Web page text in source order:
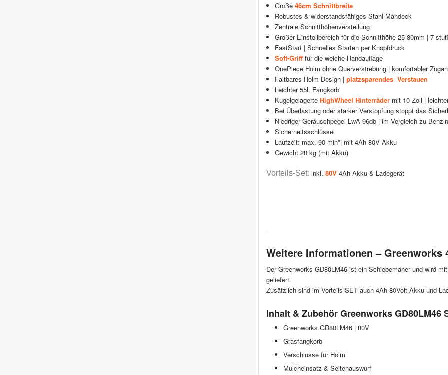
Große 46cm Schnittbreite
Robustes & widerstandsfähiges Stahl-Mähdeck
Zentrale Schnitthöhenverstellung
Großer Einstellbereich für die Schnitthöhe 25-80mm | 7-
FastStart | Schnelles Starten per Knopfdruck
Soft-Grifffür die weiche Handauflage
OnePiece Holm ohne Querverstrebung | komfortabler
Faltbares Holm-Design | platzsparendes Verstauen
Leichter 55L Fangkorb
Kugelgelagerte HighWheel Hinterrädermit 10 Zoll |
Bei Überlastung oder starker Verstopfung stoppt das
Niedriger Geräuschpegel LwA 96db | im Vergleich zu
Sicherheitsschlüssel
Laufzeit: max. 90 min*| mit 4Ah 80V Akku
Gewicht 28 kg (mit Akku)
Vorteils-Set: inkl. 80V 4Ah Akku & Ladegerät
Weitere Informationen – Greenworks
Der Greenworks GD80LM46 ist ein Schiebemäher und wird
geliefert.
Zusätzlich sind im Vorteils-SET auch 4Ah 80Volt Akku und
Inhalt & Zubehör Greenworks GD80LM46
Greenworks GD80LM46 | 80V
Grasfangkorb
Verschlüsse für Holm
Mulcheinsatz & Seitenauswurf